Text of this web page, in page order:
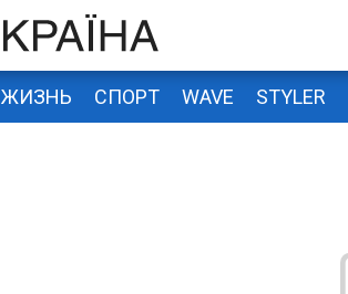
ЖИЗНЬ СПОРТ WAVE STYLER